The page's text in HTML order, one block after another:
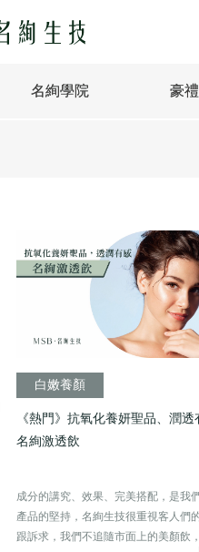
名絢學院 豪
白嫩養顏
《熱門》抗氧化養妍聖品、潤透
名絢激透飲
成分的講究、效果、完美搭配，是我
產品的堅持，名絢生技很重視客人們
跟訴求，我們不追隨市面上的美顏飲